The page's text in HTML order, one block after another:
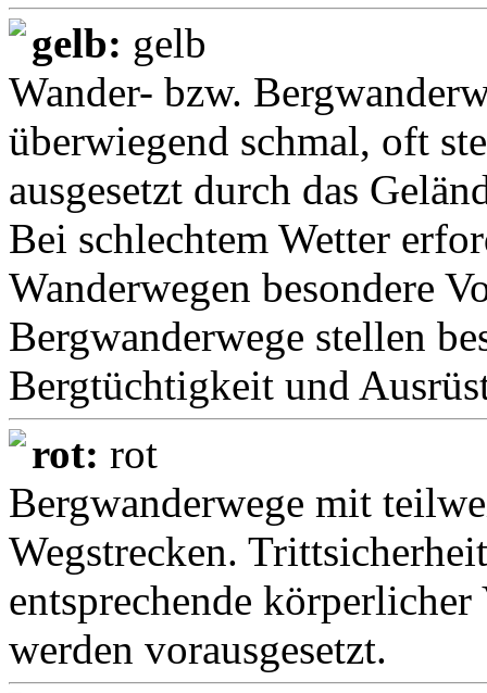
gelb: gelb
Wander- bzw.
überwiegend schmal, oft
ausgesetzt durch das
Bei schlechtem Wetter
Wanderwegen besondere
Bergwanderwege stellen
Bergtüchtigkeit und
rot: rot
Bergwanderwege mit
Wegstrecken.
entsprechende
werden vorausgesetzt.